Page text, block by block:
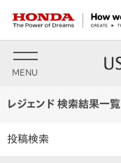
MENU
レジェンド 検索結果一覧
投稿検索